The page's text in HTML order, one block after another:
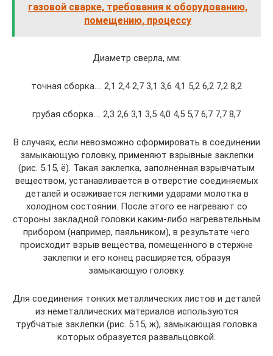
газовой сварке, требования к оборудованию,
помещению, процессу
Диаметр сверла, мм:
точная сборка…. 2,1 2,4 2,7 3,1 3,6 4,1 5,2 6,2 7,2 8,2
грубая сборка…. 2,3 2,6 3,1 3,5 4,0 4,5 5,7 6,7 7,7 8,7
В случаях, если невозможно сформировать в соединении
замыкающую головку, применяют взрывные заклепки
(рис. 5.15, ё). Такая заклепка, заполненная взрывчатым
веществом, устанавливается в отверстие соединяемых
деталей и осаживается легкими ударами молотка в
холодном состоянии. После этого ее нагревают со
стороны закладной головки каким-либо нагревательным
прибором (например, паяльником), в результате чего
происходит взрыв вещества, помещенного в стержне
заклепки и его конец расширяется, образуя
замыкающую головку.
Для соединения тонких металлических листов и деталей
из неметаллических материалов используются
трубчатые заклепки (рис. 5.15, ж), замыкающая головка
которых образуется развальцовкой.